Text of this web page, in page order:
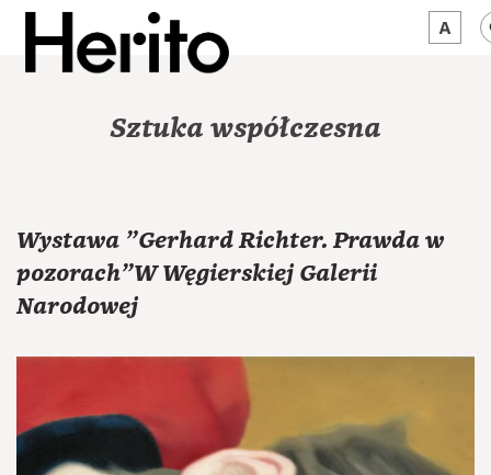
MAMY NA OKU
JĘZYK: PL
Sztuka współczesna
Wystawa "Gerhard Richter. Prawda w
pozorach"W Węgierskiej Galerii
Narodowej